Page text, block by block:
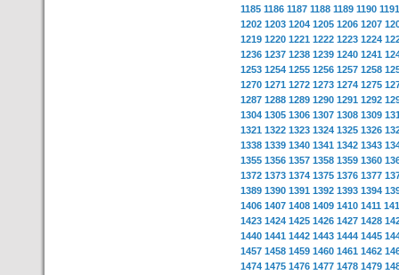
1185 1186 1187 1188 1189 1190 1191
1202 1203 1204 1205 1206 1207
1219 1220 1221 1222 1223 1224
1236 1237 1238 1239 1240 1241
1253 1254 1255 1256 1257 1258
1270 1271 1272 1273 1274 1275
1287 1288 1289 1290 1291 1292
1304 1305 1306 1307 1308 1309
1321 1322 1323 1324 1325 1326
1338 1339 1340 1341 1342 1343
1355 1356 1357 1358 1359 1360
1372 1373 1374 1375 1376 1377
1389 1390 1391 1392 1393 1394
1406 1407 1408 1409 1410 1411
1423 1424 1425 1426 1427 1428
1440 1441 1442 1443 1444 1445
1457 1458 1459 1460 1461 1462
1474 1475 1476 1477 1478 1479